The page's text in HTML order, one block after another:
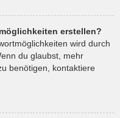
erstellen?
wird durch
du glaubst, mehr
benötigen, kontaktiere